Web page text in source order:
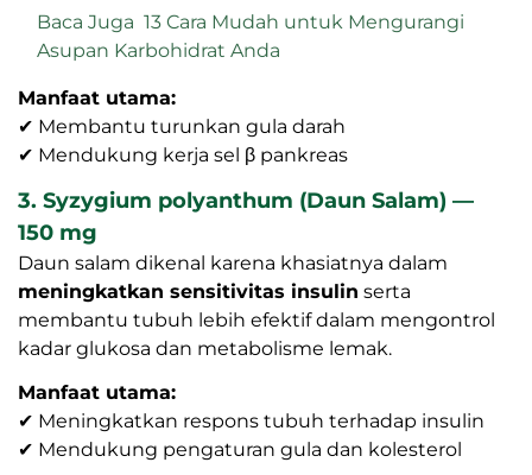
Baca Juga 13 Cara Mudah untuk Mengurangi
Asupan Karbohidrat Anda
Manfaat utama:
✔ Membantu turunkan gula darah
✔ Mendukung kerja sel β pankreas
3. Syzygium polyanthum (Daun Salam) —
150 mg
Daun salam dikenal karena khasiatnya dalam
meningkatkan sensitivitas insulin serta
membantu tubuh lebih efektif dalam mengontrol
kadar glukosa dan metabolisme lemak.
Manfaat utama:
✔ Meningkatkan respons tubuh terhadap insulin
✔ Mendukung pengaturan gula dan kolesterol